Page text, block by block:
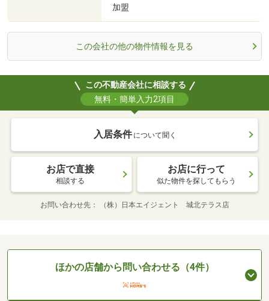
加盟
この会社の他の物件情報を見る
この不動産会社に相談する
無料・簡単入力2項目
入居条件 について聞く
お店で直接
相談する
お店に行って
似た物件を探してもらう
お問い合わせ先 （株）日本エイジェント 城北テラス店
ほかの店舗から問い合わせる（4件）